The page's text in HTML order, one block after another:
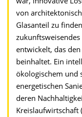
von
Glasanteil zu
entwickelt, das
beinhaltet. Ein
ökologischem und
energetischen
deren
Kreislaufwirtschaft